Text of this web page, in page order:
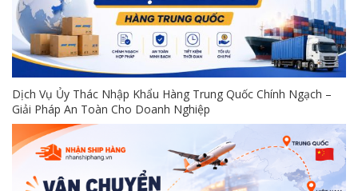
Dịch Vụ Ủy Thác Nhập Khẩu Hàng Trung Quốc Chính Ngạch –
Giải Pháp An Toàn Cho Doanh Nghiệp